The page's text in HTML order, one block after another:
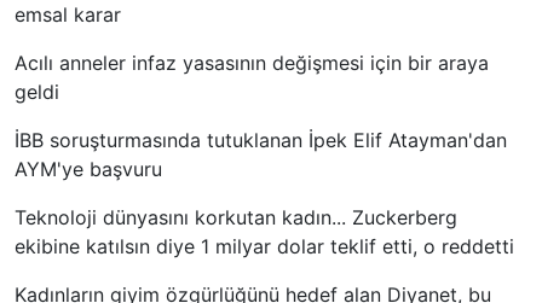
emsal karar
Acılı anneler infaz yasasının değişmesi için bir araya
geldi
İBB soruşturmasında tutuklanan İpek Elif Atayman'dan
AYM'ye başvuru
Teknoloji dünyasını korkutan kadın... Zuckerberg
ekibine katılsın diye 1 milyar dolar teklif etti, o reddetti
Kadınların giyim özgürlüğünü hedef alan Diyanet, bu